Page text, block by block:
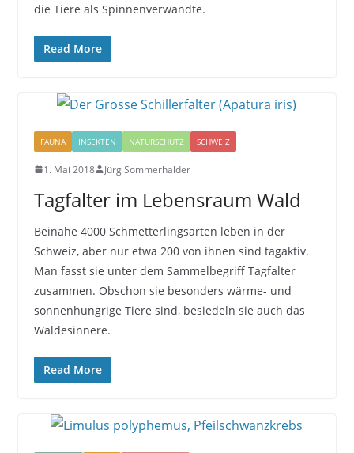
die Tiere als Spinnenverwandte.
Read More
FAUNA INSEKTEN NATURSCHUTZ SCHWEIZ
1. Mai 2018 Jürg Sommerhalder
Tagfalter im Lebensraum Wald
Beinahe 4000 Schmetterlingsarten leben in der
Schweiz, aber nur etwa 200 von ihnen sind tagaktiv.
Man fasst sie unter dem Sammelbegriff Tagfalter
zusammen. Obschon sie besonders wärme- und
sonnenhungrige Tiere sind, besiedeln sie auch das
Waldesinnere.
Read More